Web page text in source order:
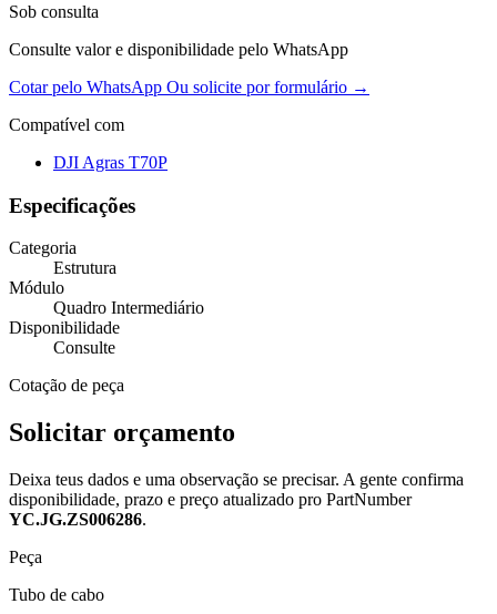
Sob consulta
Consulte valor e disponibilidade pelo WhatsApp
Cotar pelo WhatsApp Ou solicite por formulário →
Compatível com
DJI Agras T70P
Especificações
Categoria
Estrutura
Módulo
Quadro Intermediário
Disponibilidade
Consulte
Cotação de peça
Solicitar orçamento
Deixa teus dados e uma observação se precisar. A gente confirma
disponibilidade, prazo e preço atualizado pro PartNumber
YC.JG.ZS006286.
Peça
Tubo de cabo